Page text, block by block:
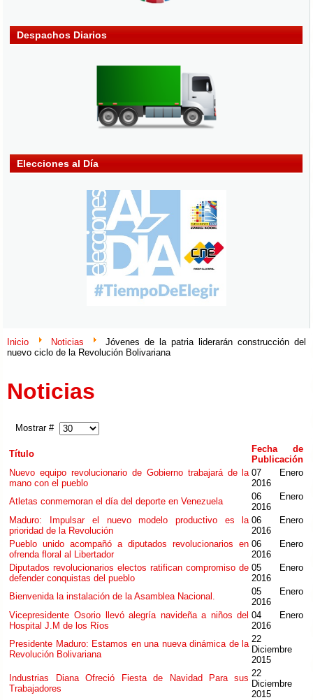
Despachos Diarios
Elecciones al Día
Inicio Noticias
Jóvenes de la patria liderarán construcción del
nuevo ciclo de la Revolución Bolivariana
Noticias
Mostrar #
Título
Fecha de
Publicación
Nuevo equipo revolucionario de Gobierno trabajará de la
mano con el pueblo
07 Enero
2016
Atletas conmemoran el día del deporte en Venezuela
06 Enero
2016
Maduro: Impulsar el nuevo modelo productivo es la
prioridad de la Revolución
06 Enero
2016
Pueblo unido acompañó a diputados revolucionarios en
ofrenda floral al Libertador
06 Enero
2016
Diputados revolucionarios electos ratifican compromiso de
defender conquistas del pueblo
05 Enero
2016
Bienvenida la instalación de la Asamblea Nacional.
05 Enero
2016
Vicepresidente Osorio llevó alegría navideña a niños del
Hospital J.M de los Ríos
04 Enero
2016
Presidente Maduro: Estamos en una nueva dinámica de la
Revolución Bolivariana
22
Diciembre
2015
Industrias Diana Ofreció Fiesta de Navidad Para sus
Trabajadores
22
Diciembre
2015